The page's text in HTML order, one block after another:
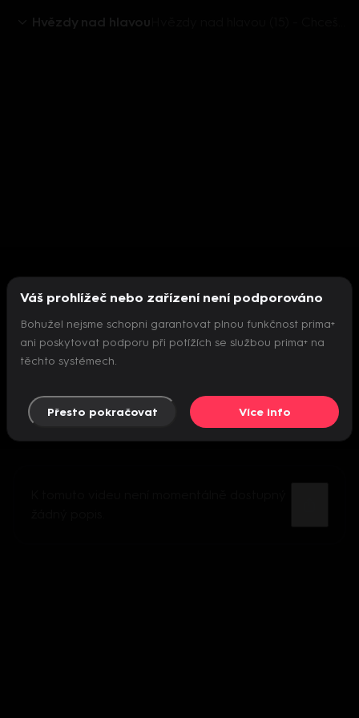
Hvězdy nad hlavou
Nepodařilo se inicializovat přehrávač
Váš prohlížeč nebo zařízení není podporováno
Bohužel nejsme schopni garantovat plnou funkčnost prima+
ani poskytovat podporu při potížích se službou prima+ na
těchto systémech.
Přesto pokračovat Více info